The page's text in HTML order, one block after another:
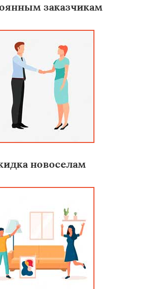
заказчикам
новоселам